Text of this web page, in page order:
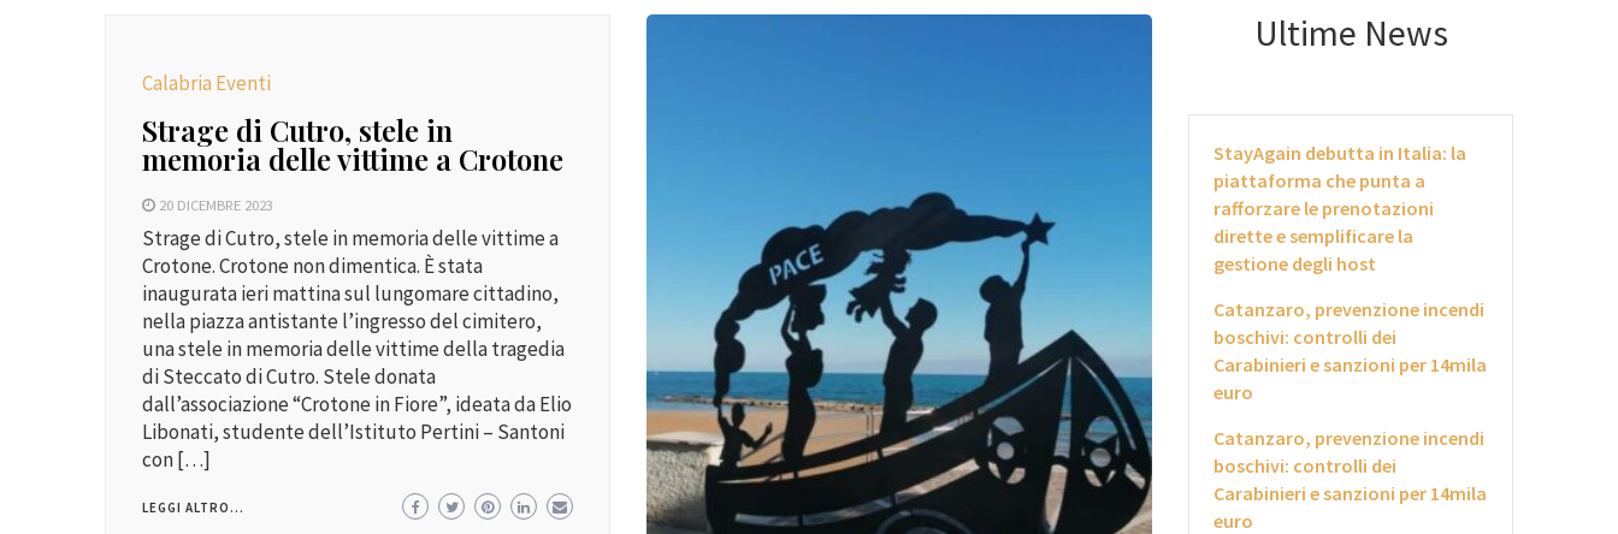
Calabria Eventi
Strage di Cutro, stele in
memoria delle vittime a Crotone
20 DICEMBRE 2023
Strage di Cutro, stele in memoria delle vittime a
Crotone. Crotone non dimentica. È stata
inaugurata ieri mattina sul lungomare cittadino,
nella piazza antistante l’ingresso del cimitero,
una stele in memoria delle vittime della tragedia
di Steccato di Cutro. Stele donata
dall’associazione “Crotone in Fiore”, ideata da Elio
Libonati, studente dell’Istituto Pertini – Santoni
con […]
LEGGI ALTRO...
Ultime News
StayAgain debutta in Italia: la
piattaforma che punta a
rafforzare le prenotazioni
dirette e semplificare la
gestione degli host
Catanzaro, prevenzione incendi
boschivi: controlli dei
Carabinieri e sanzioni per 14mila
euro
Catanzaro, prevenzione incendi
boschivi: controlli dei
Carabinieri e sanzioni per 14mila
euro